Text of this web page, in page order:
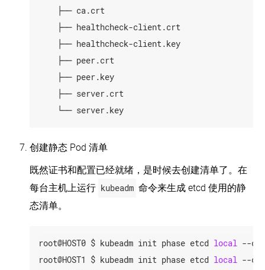
    ├── ca.crt
    ├── healthcheck-client.crt
    ├── healthcheck-client.key
    ├── peer.crt
    ├── peer.key
    ├── server.crt
创建静态 Pod 清单
既然证书和配置已经就绪，是时候去创建清单了。在
每台主机上运行 kubeadm 命令来生成 etcd 使用的静
态清单。
root@HOST0 $ kubeadm init phase etcd local --
root@HOST1 $ kubeadm init phase etcd local --